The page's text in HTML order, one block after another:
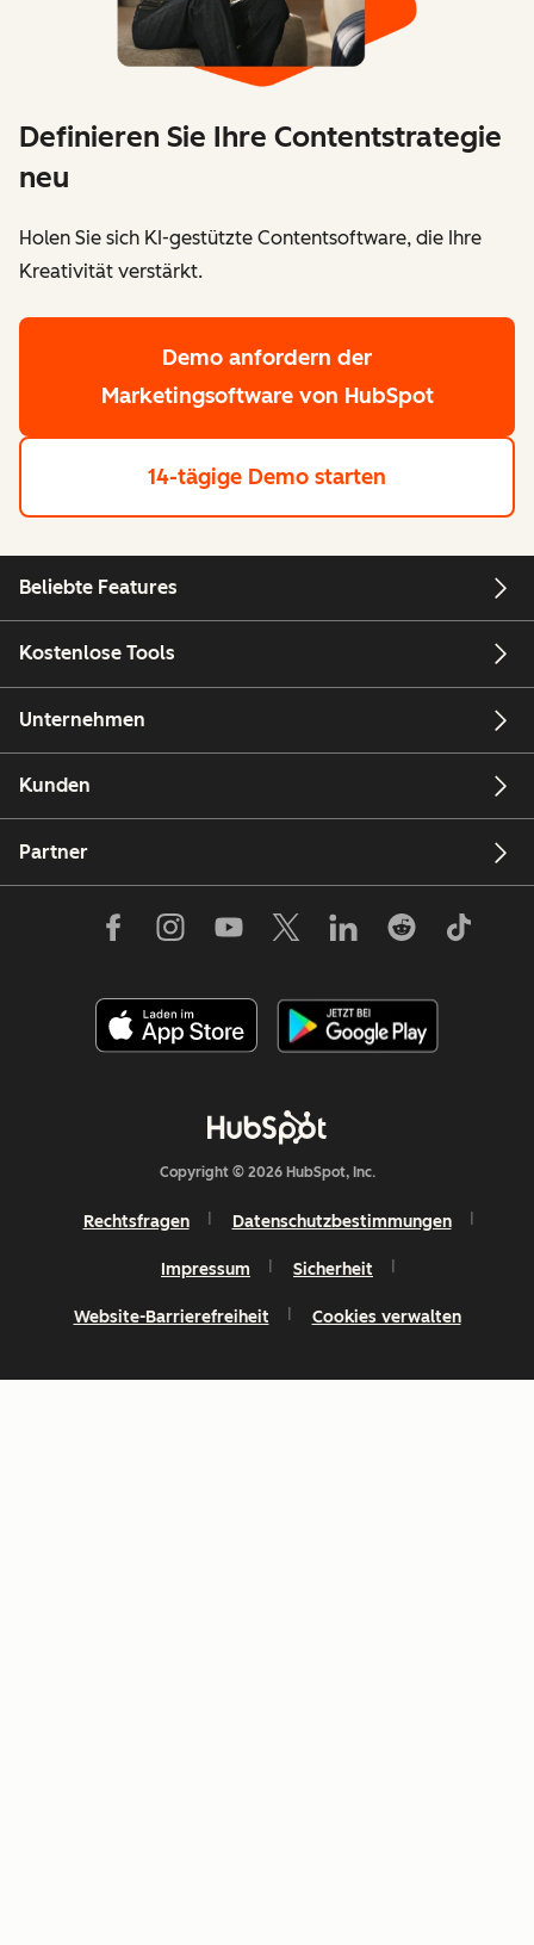
Definieren Sie Ihre Contentstrategie
neu
Holen Sie sich KI-gestützte Contentsoftware, die Ihre
Kreativität verstärkt.
Demo anfordern der
Marketingsoftware von HubSpot
14-tägige Demo starten
Beliebte Features
Kostenlose Tools
Unternehmen
Kunden
Partner
Copyright © 2026 HubSpot, Inc.
Rechtsfragen Datenschutzbestimmungen
Impressum Sicherheit
Website-Barrierefreiheit Cookies verwalten